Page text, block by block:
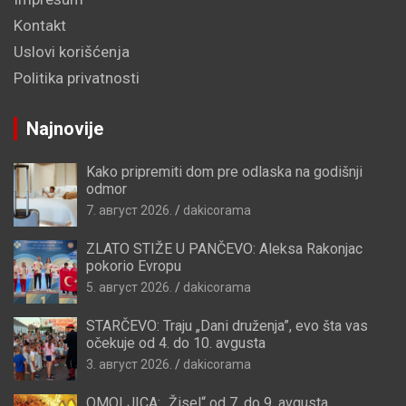
Kontakt
Uslovi korišćenja
Politika privatnosti
Najnovije
Kako pripremiti dom pre odlaska na godišnji
odmor
7. август 2026. dakicorama
ZLATO STIŽE U PANČEVO: Aleksa Rakonjac
pokorio Evropu
5. август 2026. dakicorama
STARČEVO: Traju „Dani druženja”, evo šta vas
očekuje od 4. do 10. avgusta
3. август 2026. dakicorama